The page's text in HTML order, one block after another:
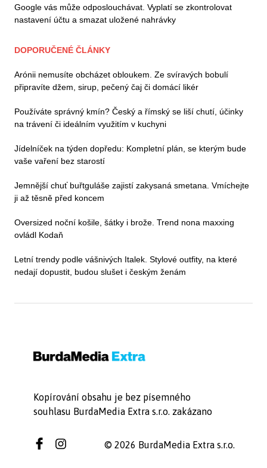
Google vás může odposlouchávat. Vyplatí se zkontrolovat
nastavení účtu a smazat uložené nahrávky
DOPORUČENÉ ČLÁNKY
Arónii nemusíte obcházet obloukem. Ze svíravých bobulí
připravíte džem, sirup, pečený čaj či domácí likér
Používáte správný kmín? Český a římský se liší chutí, účinky
na trávení či ideálním využitím v kuchyni
Jídelníček na týden dopředu: Kompletní plán, se kterým bude
vaše vaření bez starostí
Jemnější chuť buřtguláše zajistí zakysaná smetana. Vmíchejte
ji až těsně před koncem
Oversized noční košile, šátky i brože. Trend nona maxxing
ovládl Kodaň
Letní trendy podle vášnivých Italek. Stylové outfity, na které
nedají dopustit, budou slušet i českým ženám
Kopírování obsahu je bez písemného
souhlasu BurdaMedia Extra s.r.o. zakázano
© 2026 BurdaMedia Extra s.r.o.